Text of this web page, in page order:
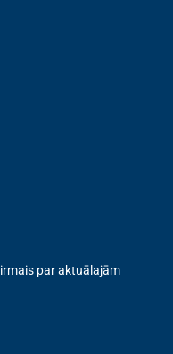
par aktuālajām